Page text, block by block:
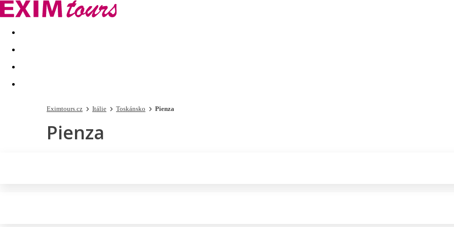
Akční nabídky Last minute
Eximtours.cz Itálie Toskánsko Pienza
Pienza